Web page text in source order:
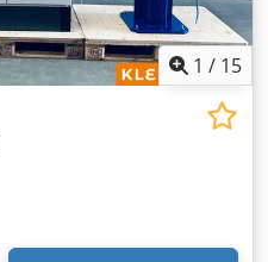
1 / 15